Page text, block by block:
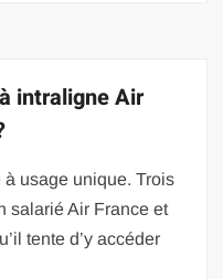
intraligne Air
usage unique. Trois
salarié Air France et
tente d’y accéder